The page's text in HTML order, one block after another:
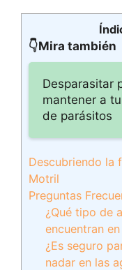
👇Mira también
Desparasitar
mantener a
de parásitos
Descubriendo la
Motril
Preguntas
¿Qué tipo de
encuentran
¿Es seguro
nadar en las